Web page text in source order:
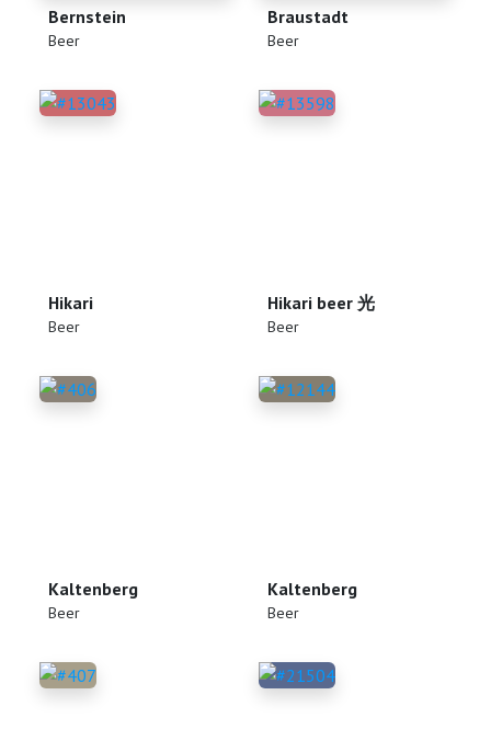
Bernstein
(Beer)
Braustadt
(Beer)
Hikari
(Beer)
Hikari beer 光
(Beer)
Kaltenberg
(Beer)
Kaltenberg
(Beer)